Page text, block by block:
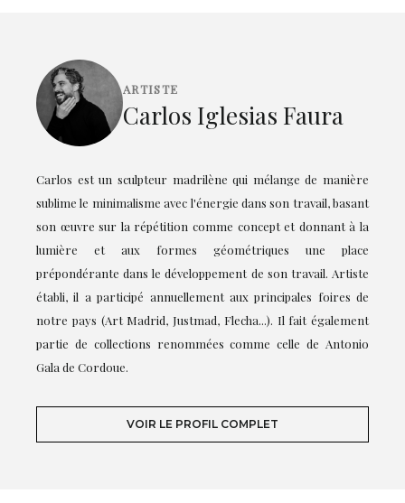
ARTISTE
Carlos Iglesias Faura
Carlos est un sculpteur madrilène qui mélange de manière
sublime le minimalisme avec l'énergie dans son travail, basant
son œuvre sur la répétition comme concept et donnant à la
lumière et aux formes géométriques une place
prépondérante dans le développement de son travail. Artiste
établi, il a participé annuellement aux principales foires de
notre pays (Art Madrid, Justmad, Flecha...). Il fait également
partie de collections renommées comme celle de Antonio
Gala de Cordoue.
VOIR LE PROFIL COMPLET